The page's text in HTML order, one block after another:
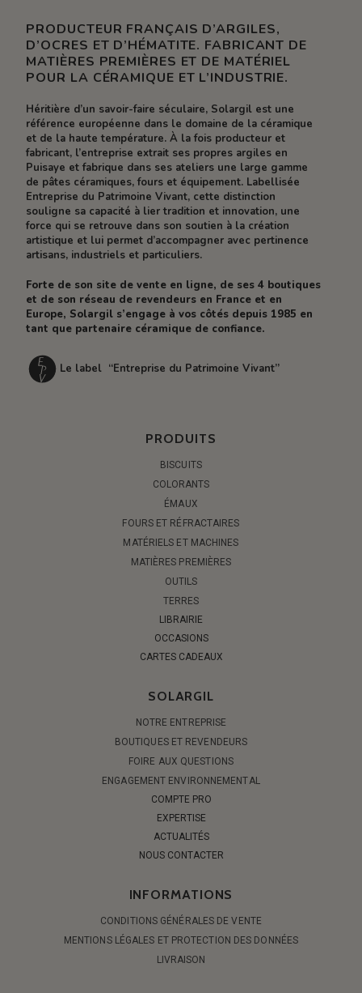
PRODUCTEUR FRANÇAIS D’ARGILES,
D’OCRES ET D’HÉMATITE. FABRICANT DE
MATIÈRES PREMIÈRES ET DE MATÉRIEL
POUR LA CÉRAMIQUE ET L’INDUSTRIE.
Héritière d’un savoir-faire séculaire, Solargil est une
référence européenne dans le domaine de la céramique
et de la haute température. À la fois producteur et
fabricant, l’entreprise extrait ses propres argiles en
Puisaye et fabrique dans ses ateliers une large gamme
de pâtes céramiques, fours et équipement. Labellisée
Entreprise du Patrimoine Vivant, cette distinction
souligne sa capacité à lier tradition et innovation, une
force qui se retrouve dans son soutien à la création
artistique et lui permet d’accompagner avec pertinence
artisans, industriels et particuliers.
Forte de son site de vente en ligne, de ses 4 boutiques
et de son réseau de revendeurs en France et en
Europe, Solargil s’engage à vos côtés depuis 1985 en
tant que partenaire céramique de confiance.
Le label “Entreprise du Patrimoine Vivant”
PRODUITS
BISCUITS
COLORANTS
ÉMAUX
FOURS ET RÉFRACTAIRES
MATÉRIELS ET MACHINES
MATIÈRES PREMIÈRES
OUTILS
TERRES
LIBRAIRIE
OCCASIONS
CARTES CADEAUX
SOLARGIL
NOTRE ENTREPRISE
BOUTIQUES ET REVENDEURS
FOIRE AUX QUESTIONS
ENGAGEMENT ENVIRONNEMENTAL
COMPTE PRO
EXPERTISE
ACTUALITÉS
NOUS CONTACTER
INFORMATIONS
CONDITIONS GÉNÉRALES DE VENTE
MENTIONS LÉGALES ET PROTECTION DES DONNÉES
LIVRAISON